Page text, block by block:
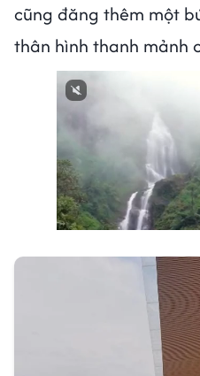
cũng đăng thêm một
thân hình thanh mảnh